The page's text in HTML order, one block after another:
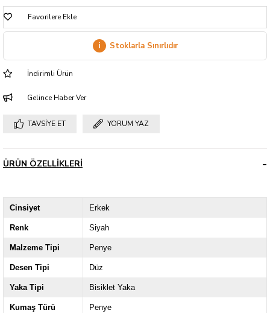
Favorilere Ekle
i Stoklarla Sınırlıdır
İndirimli Ürün
Gelince Haber Ver
TAVSIYE ET YORUM YAZ
ÜRÜN ÖZELLIKLERI
Cinsiyet Erkek
Renk Siyah
Malzeme Tipi Penye
Desen Tipi Düz
Yaka Tipi Bisiklet Yaka
Kumaş Türü Penye